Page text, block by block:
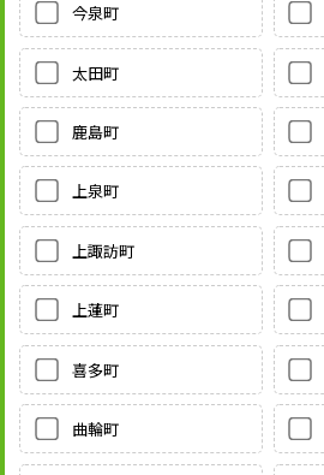
今泉町
太田町
鹿島町
上泉町
上諏訪町
上蓮町
喜多町
曲輪町